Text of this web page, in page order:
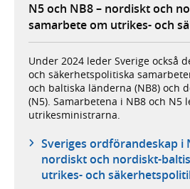
N5 och NB8 – nordiskt och
samarbete om utrikes- och
Under 2024 leder Sverige också
och säkerhetspolitiska
och baltiska länderna (NB8) och
(N5). Samarbetena i NB8 och N5
utrikesministrarna.
Sveriges ordförandeskap i
nordiskt och nordiskt-
utrikes- och